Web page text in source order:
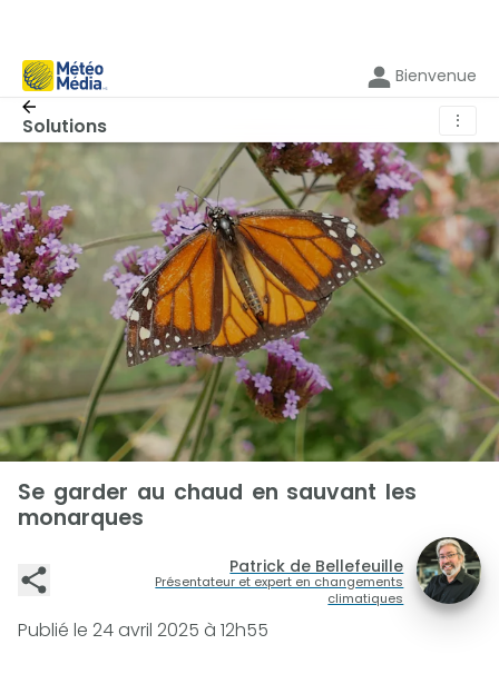
Bienvenue
Solutions ⋮
Se garder au chaud en sauvant les
monarques
Patrick de Bellefeuille
Présentateur et expert en changements
climatiques
Publié le 24 avril 2025 à 12h55